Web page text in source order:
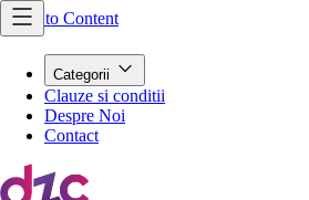
Skip to Content
Categorii
Clauze si conditii
Despre Noi
Contact